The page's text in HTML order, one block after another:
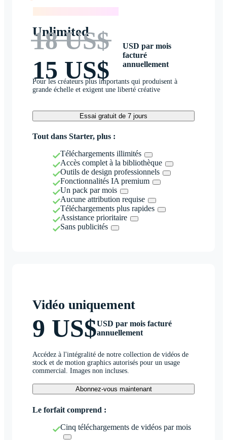
Unlimited
18 US$
15 US$
USD par mois
facturé
annuellement
Pour les créateurs plus importants qui produisent à
grande échelle et exigent une liberté créative
Essai gratuit de 7 jours
Tout dans Starter, plus :
Téléchargements illimités
Accès complet à la bibliothèque
Outils de design professionnels
Fonctionnalités IA premium
Un pack par mois
Aucune attribution requise
Téléchargements plus rapides
Assistance prioritaire
Sans publicités
Vidéo uniquement
9 US$USD par mois facturé
annuellement
Accédez à l'intégralité de notre collection de vidéos de
stock et de motion graphics autorisés pour un usage
commercial. Images non incluses.
Abonnez-vous maintenant
Le forfait comprend :
Cinq téléchargements de vidéos par mois